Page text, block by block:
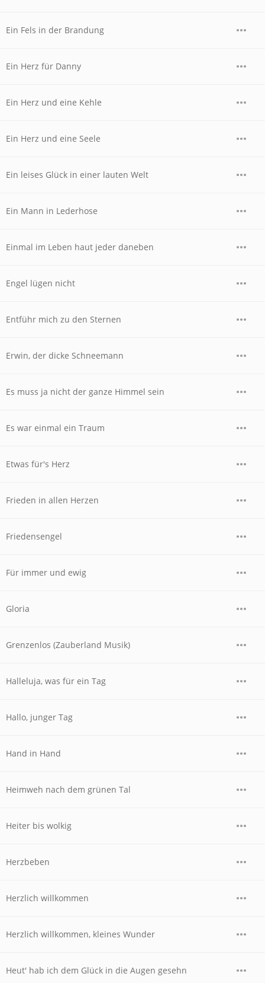
Ein Fels in der Brandung
Ein Herz für Danny
Ein Herz und eine Kehle
Ein Herz und eine Seele
Ein leises Glück in einer lauten Welt
Ein Mann in Lederhose
Einmal im Leben haut jeder daneben
Engel lügen nicht
Entführ mich zu den Sternen
Erwin, der dicke Schneemann
Es muss ja nicht der ganze Himmel sein
Es war einmal ein Traum
Etwas für's Herz
Frieden in allen Herzen
Friedensengel
Für immer und ewig
Gloria
Grenzenlos (Zauberland Musik)
Halleluja, was für ein Tag
Hallo, junger Tag
Hand in Hand
Heimweh nach dem grünen Tal
Heiter bis wolkig
Herzbeben
Herzlich willkommen
Herzlich willkommen, kleines Wunder
Heut' hab ich dem Glück in die Augen gesehn